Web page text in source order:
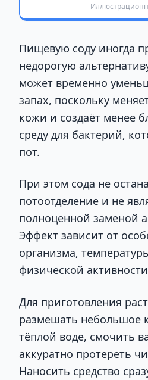
Пищевую соду иногда
недорогую
может временно
запах, поскольку
кожи и создаёт менее
среду для бактерий,
пот.
При этом сода не
потоотделение и не
полноценной заменой
Эффект зависит от
организма,
физической
Для приготовления
размешать небольшое
тёплой воде, смочить
аккуратно протереть
Наносить средство